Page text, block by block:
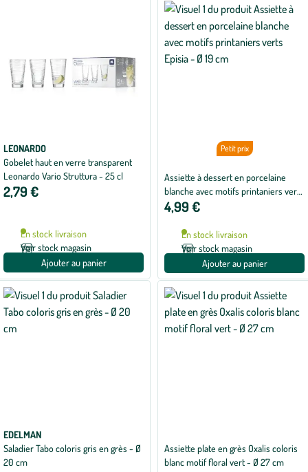
LEONARDO
Gobelet haut en verre transparent
Leonardo Vario Struttura - 25 cl
2,79 €
En stock livraison
Voir stock magasin
Ajouter au panier
Petit prix
Assiette à dessert en porcelaine
blanche avec motifs printaniers verts
Episia - Ø 19 cm
4,99 €
En stock livraison
Voir stock magasin
Ajouter au panier
EDELMAN
Saladier Tabo coloris gris en grès - Ø
20 cm
Assiette plate en grès Oxalis coloris
blanc motif floral vert - Ø 27 cm